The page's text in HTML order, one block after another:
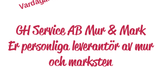
GH Service AB Mur & Mark
Er personliga leverantör av mur
och marksten